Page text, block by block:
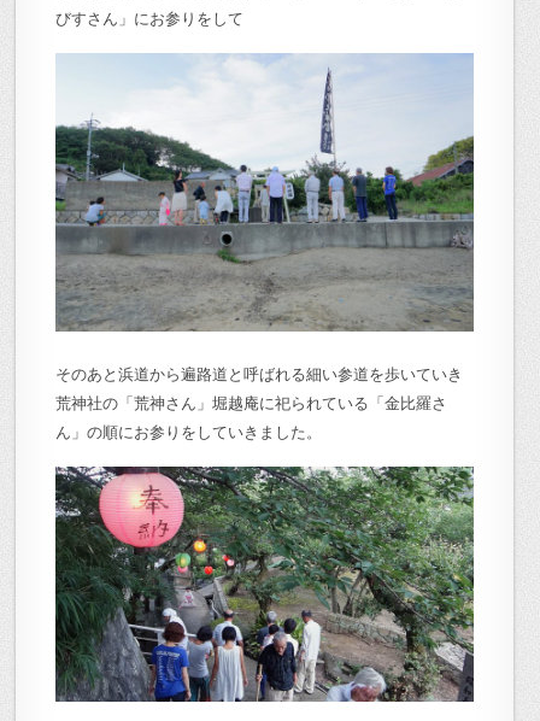
びすさん」にお参りをして
そのあと浜道から遍路道と呼ばれる細い参道を歩いていき
荒神社の「荒神さん」堀越庵に祀られている「金比羅さ
ん」の順にお参りをしていきました。